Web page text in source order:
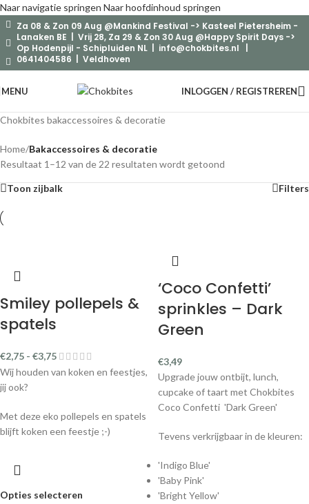
Naar navigatie springen Naar hoofdinhoud springen
Za 08 & Zon 09 Aug @Mankind Festival -> Kasteel Pietersheim -
Lanaken BE | Vrij 28, Za 29 & Zon 30 Aug @Happy Spirit Days ->
Op Hodenpijl - Schipluiden NL | info@chokbites.nl
0641404586 | Veldhoven
MENU INLOGGEN / REGISTREREN
Chokbites bakaccessoires & decoratie
Home/Bakaccessoires & decoratie
Resultaat 1–12 van de 22 resultaten wordt getoond
Toon zijbalk Filters
Smiley pollepels &
spatels
€2,75 - €3,75
Wij houden van koken en feestjes,
jij ook?
Met deze eko pollepels en spatels
blijft koken een feestje ;-)
Opties selecteren
‘Coco Confetti’
sprinkles – Dark
Green
€3,49
Upgrade jouw ontbijt, lunch,
cupcake of taart met Chokbites
Coco Confetti 'Dark Green'
Tevens verkrijgbaar in de kleuren:
'Indigo Blue'
'Baby Pink'
'Bright Yellow'